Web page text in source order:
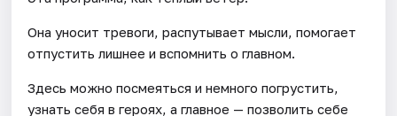
Она уносит тревоги, распутывает мысли, помогает
отпустить лишнее и вспомнить о главном.
Здесь можно посмеяться и немного погрустить,
узнать себя в героях, а главное — позволить себе